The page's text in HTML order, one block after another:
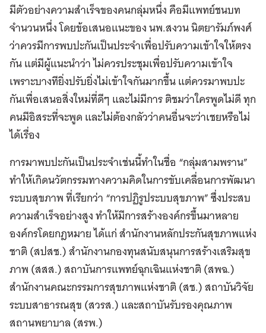
มีตัวอย่างความสำเร็จของคนกลุ่มหนึ่ง คือมีแพทย์ชนบท
จำนวนหนึ่ง โดยข้อเสนอแนะของ นพ.สงวน นิตยารัมภ์พงศ์
ว่าควรมีการพบปะกันเป็นประจำเพื่อปรับความเข้าใจให้ตรง
กัน แต่มีผู้แนะนำว่า ไม่ควรประชุมเพื่อปรับความเข้าใจ
เพราะบางทียิ่งปรับยิ่งไม่เข้าใจกันมากขึ้น แต่ควรมาพบปะ
กันเพื่อเสนอสิ่งใหม่ที่ดีๆ และไม่มีการ ติชมว่าใครพูดไม่ดี ทุก
คนมีอิสระที่จะพูด และไม่ต้องกลัวว่าคนอื่นจะว่าเชยหรือไม่
ได้เรื่อง
การมาพบปะกันเป็นประจำเช่นนี้ทำในชื่อ “กลุ่มสามพราน”
ทำให้เกิดนวัตกรรมทางความคิดในการขับเคลื่อนการพัฒนา
ระบบสุขภาพ ที่เรียกว่า “การปฏิรูประบบสุขภาพ” ซึ่งประสบ
ความสำเร็จอย่างสูง ทำให้มีการสร้างองค์กรขึ้นมาหลาย
องค์กรโดยกฎหมาย ได้แก่ สำนักงานหลักประกันสุขภาพแห่ง
ชาติ (สปสช.) สำนักงานกองทุนสนับสนุนการสร้างเสริมสุข
ภาพ (สสส.) สถาบันการแพทย์ฉุกเฉินแห่งชาติ (สพฉ.)
สำนักงานคณะกรรมการสุขภาพแห่งชาติ (สช.) สถาบันวิจัย
ระบบสาธารณสุข (สวรส.) และสถาบันรับรองคุณภาพ
สถานพยาบาล (สรพ.)